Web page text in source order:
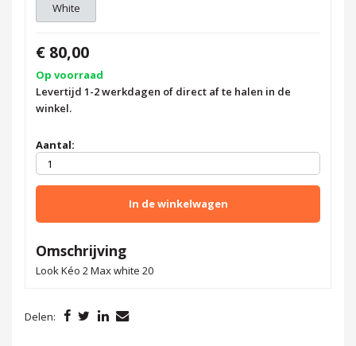
White
€ 80,00
Op voorraad
Levertijd 1-2 werkdagen of direct af te halen in de
winkel.
Aantal:
In de winkelwagen
Omschrijving
Look Kéo 2 Max white 20
Delen: